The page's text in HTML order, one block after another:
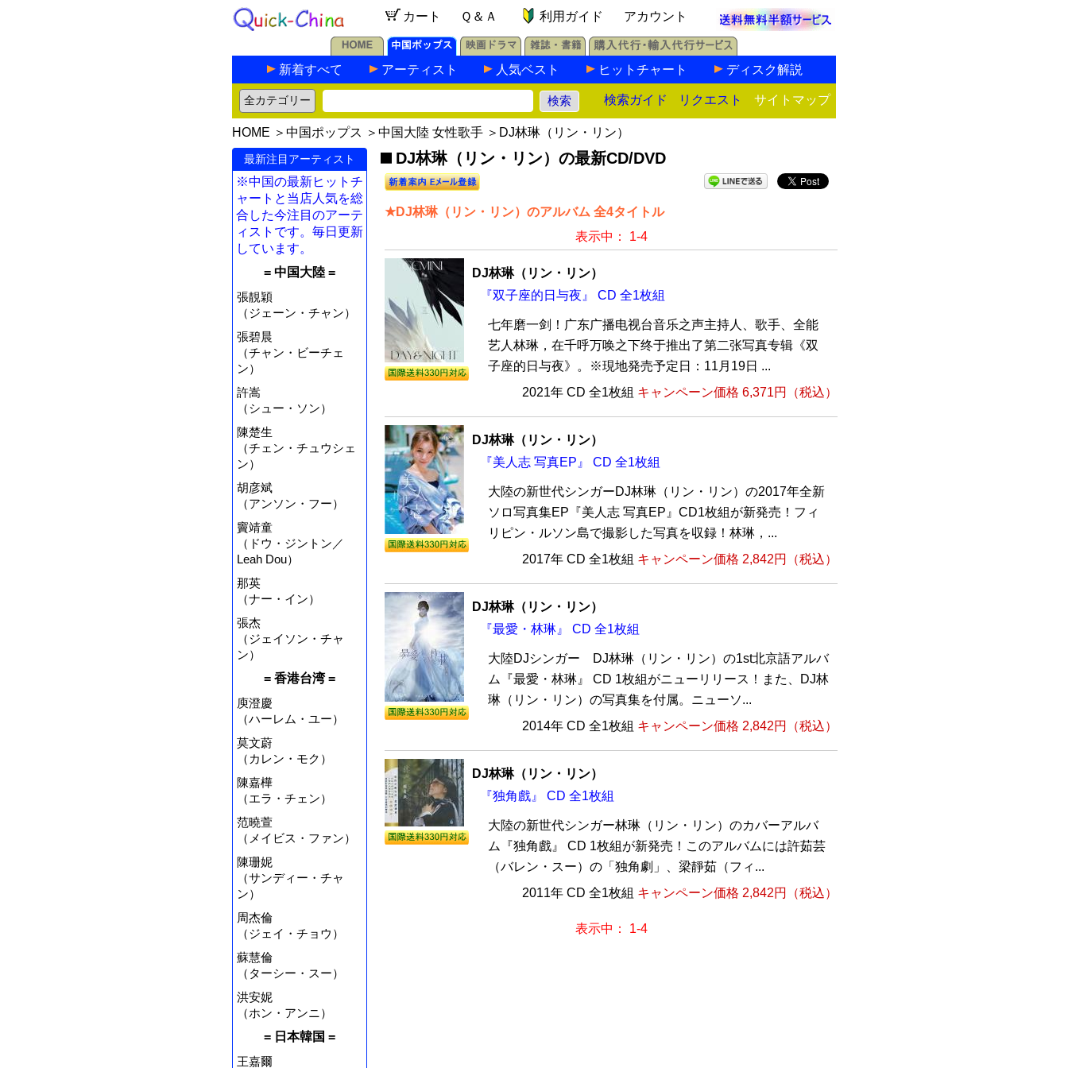
カート Ｑ＆Ａ 利用ガイド アカウント
新着すべて アーティスト 人気ベスト ヒットチャート ディスク解説
検索ガイド リクエスト サイトマップ
HOME ＞ 中国ポップス ＞ 中国大陸 女性歌手 ＞DJ林琳（リン・リン）
最新注目アーティスト
※中国の最新ヒットチ
ャートと当店人気を総
合した今注目のアーテ
ィストです。毎日更新
しています。
= 中国大陸 =
張靚穎
（ジェーン・チャン）
張碧晨
（チャン・ビーチェ
ン）
許嵩
（シュー・ソン）
陳楚生
（チェン・チュウシェ
ン）
胡彦斌
（アンソン・フー）
竇靖童
（ドウ・ジントン／
Leah Dou）
那英
（ナー・イン）
張杰
（ジェイソン・チャ
ン）
= 香港台湾 =
庾澄慶
（ハーレム・ユー）
莫文蔚
（カレン・モク）
陳嘉樺
（エラ・チェン）
范曉萱
（メイビス・ファン）
陳珊妮
（サンディー・チャ
ン）
周杰倫
（ジェイ・チョウ）
蘇慧倫
（ターシー・スー）
洪安妮
（ホン・アンニ）
= 日本韓国 =
王嘉爾
DJ林琳（リン・リン）の最新CD/DVD
★DJ林琳（リン・リン）のアルバム 全4タイトル
表示中： 1-4
DJ林琳（リン・リン）
『双子座的日与夜』 CD 全1枚組
七年磨一剑！广东广播电视台音乐之声主持人、歌手、全能
艺人林琳，在千呼万唤之下终于推出了第二张写真专辑《双
子座的日与夜》。※現地発売予定日：11月19日 ...
2021年 CD 全1枚組 キャンペーン価格 6,371円（税込）
DJ林琳（リン・リン）
『美人志 写真EP』 CD 全1枚組
大陸の新世代シンガーDJ林琳（リン・リン）の2017年全新
ソロ写真集EP『美人志 写真EP』CD1枚組が新発売！フィ
リピン・ルソン島で撮影した写真を収録！林琳，...
2017年 CD 全1枚組 キャンペーン価格 2,842円（税込）
DJ林琳（リン・リン）
『最愛・林琳』 CD 全1枚組
大陸DJシンガー DJ林琳（リン・リン）の1st北京語アルバ
ム『最愛・林琳』 CD 1枚組がニューリリース！また、DJ林
琳（リン・リン）の写真集を付属。ニューソ...
2014年 CD 全1枚組 キャンペーン価格 2,842円（税込）
DJ林琳（リン・リン）
『独角戲』 CD 全1枚組
大陸の新世代シンガー林琳（リン・リン）のカバーアルバ
ム『独角戲』 CD 1枚組が新発売！このアルバムには許茹芸
（バレン・スー）の「独角劇」、梁靜茹（フィ...
2011年 CD 全1枚組 キャンペーン価格 2,842円（税込）
表示中： 1-4